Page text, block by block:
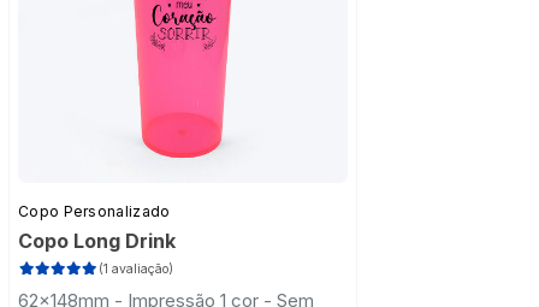
Copo Personalizado
Copo Long Drink
(1 avaliação)
62x148mm - Impressão 1 cor - Sem